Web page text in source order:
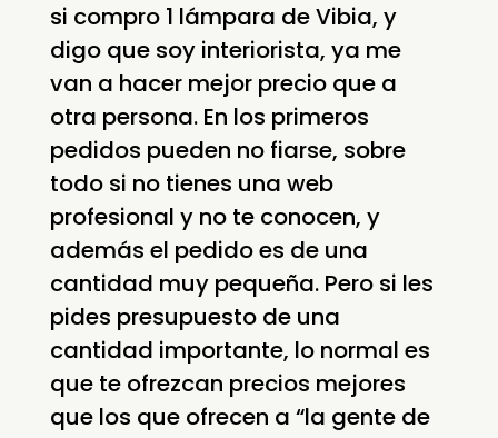
si compro 1 lámpara de Vibia, y
digo que soy interiorista, ya me
van a hacer mejor precio que a
otra persona. En los primeros
pedidos pueden no fiarse, sobre
todo si no tienes una web
profesional y no te conocen, y
además el pedido es de una
cantidad muy pequeña. Pero si les
pides presupuesto de una
cantidad importante, lo normal es
que te ofrezcan precios mejores
que los que ofrecen a “la gente de